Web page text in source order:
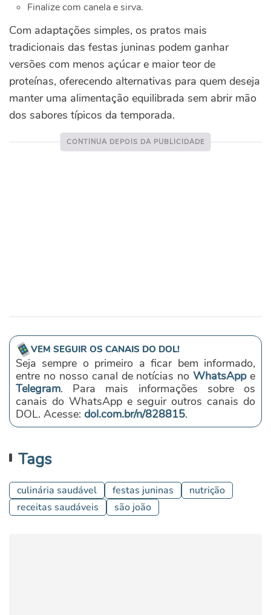
Finalize com canela e sirva.
Com adaptações simples, os pratos mais
tradicionais das festas juninas podem ganhar
versões com menos açúcar e maior teor de
proteínas, oferecendo alternativas para quem deseja
manter uma alimentação equilibrada sem abrir mão
dos sabores típicos da temporada.
VEM SEGUIR OS CANAIS DO DOL!
Seja sempre o primeiro a ficar bem informado,
entre no nosso canal de notícias noWhatsAppe
Telegram. Para mais informações sobre os
canais do WhatsApp e seguir outros canais do
DOL. Acesse: dol.com.br/n/828815.
Tags
culinária saudável festas juninas
nutrição
receitas saudáveis
são joão